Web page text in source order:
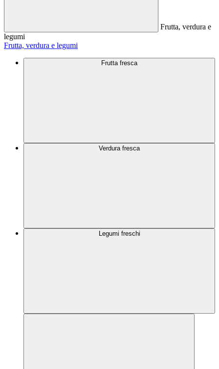
Frutta, verdura e
legumi
Frutta, verdura e legumi
Frutta fresca
Verdura fresca
Legumi freschi